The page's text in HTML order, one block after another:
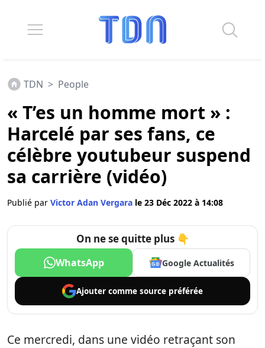
TDN > People
« T’es un homme mort » :
Harcelé par ses fans, ce
célèbre youtubeur suspend
sa carrière (vidéo)
Publié par Victor Adan Vergara le 23 Déc 2022 à 14:08
On ne se quitte plus 👇
WhatsApp Google Actualités
Ajouter comme source préférée
Ce mercredi, dans une vidéo retraçant son